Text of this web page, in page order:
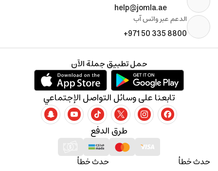
help@jomla.ae
الدعم عبر واتس آب
+971 50 335 8800
حدث خطأ حدث خطأ
طرق الدفع
تابعنا على وسائل التواصل الإجتماعي
حمل تطبيق جملة الآن